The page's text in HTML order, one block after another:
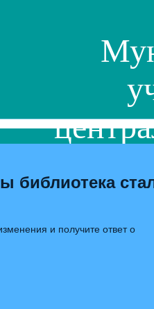
библиотека
и получите ответ о